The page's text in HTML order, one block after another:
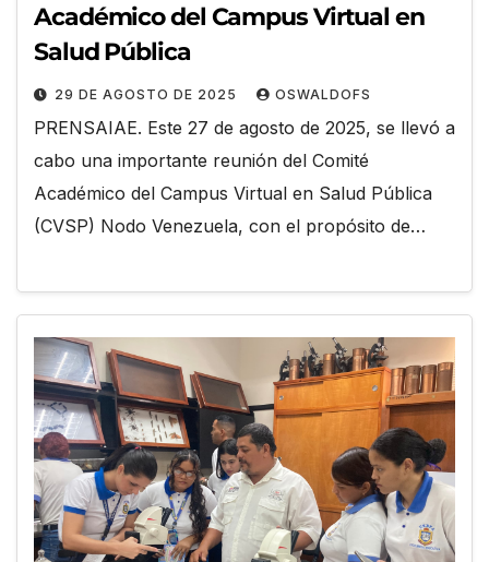
Académico del Campus Virtual en
Salud Pública
29 DE AGOSTO DE 2025 OSWALDOFS
PRENSAIAE. Este 27 de agosto de 2025, se llevó a
cabo una importante reunión del Comité
Académico del Campus Virtual en Salud Pública
(CVSP) Nodo Venezuela, con el propósito de…